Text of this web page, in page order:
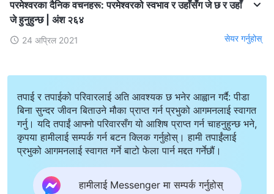
परमेश्‍वरका दैनिक वचनहरू: परमेश्‍वरको स्वभाव र उहाँसँग जे छ र उहाँ
जे हुनुहुन्छ | अंश २६४
24 अप्रिल 2021 सेयर गर्नुहोस्
तपाई र तपाईको परिवारलाई अति आवश्यक छ भनेर आह्वान गर्दै: पीडा
बिना सुन्दर जीवन बिताउने मौका प्राप्त गर्न प्रभुको आगमनलाई स्वागत
गर्नु। यदि तपाईं आफ्नो परिवारसँग यो आशिष प्राप्त गर्न चाहनुहुन्छ भने,
कृपया हामीलाई सम्पर्क गर्न बटन क्लिक गर्नुहोस्। हामी तपाईंलाई
प्रभुको आगमनलाई स्वागत गर्ने बाटो फेला पार्न मद्दत गर्नेछौं।
हामीलाई Messenger मा सम्पर्क गर्नुहोस्